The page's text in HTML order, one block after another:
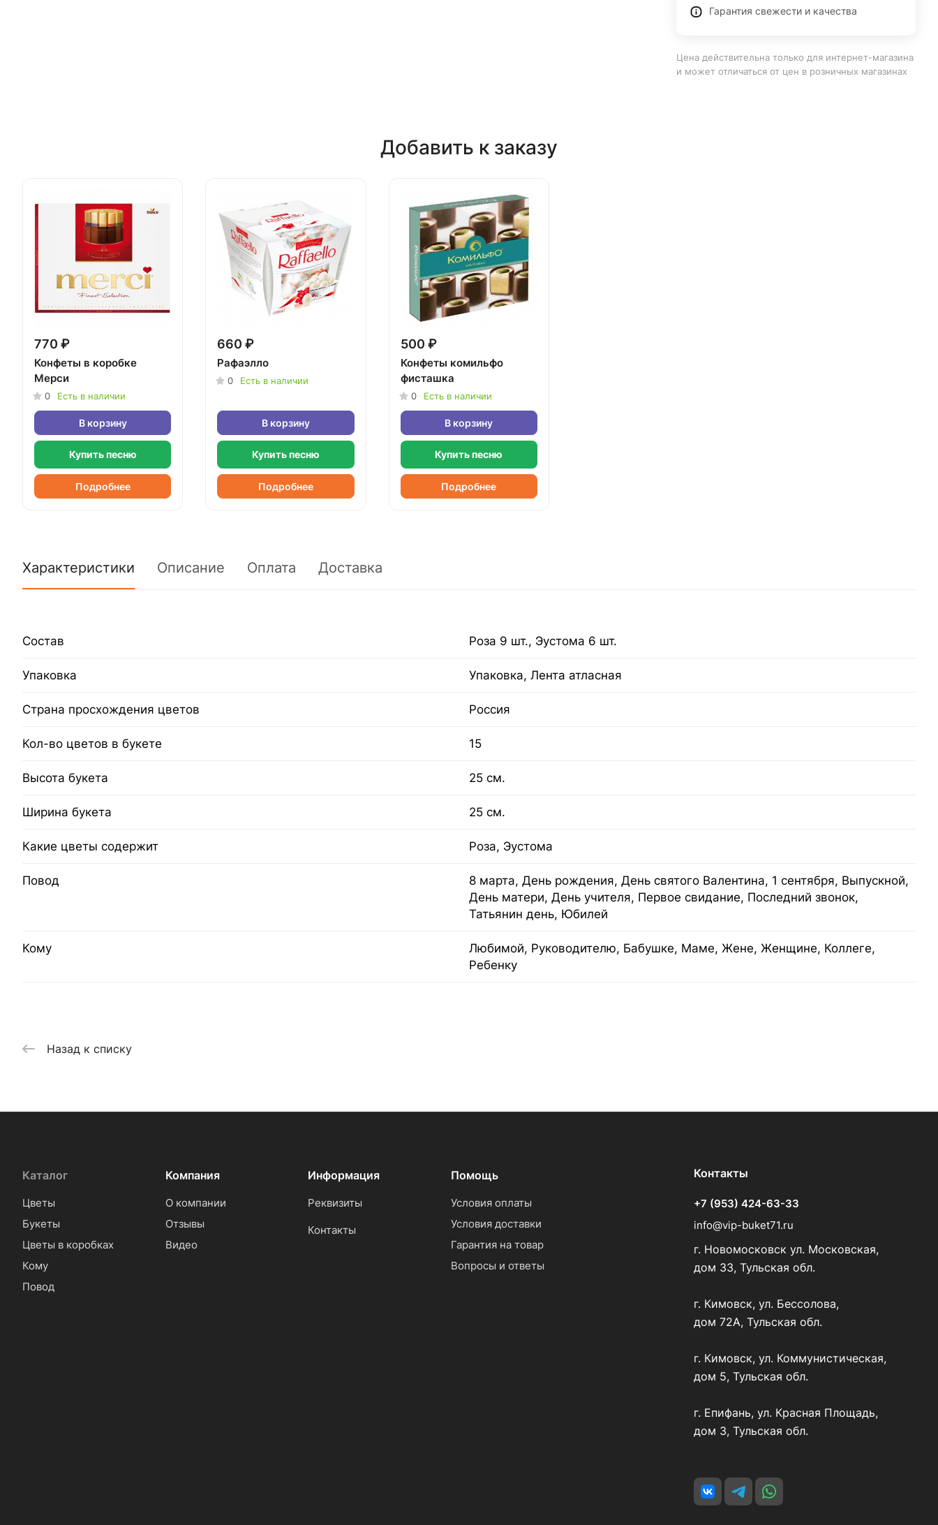
Гарантия свежести и качества
Цена действительна только для интернет-магазина
и может отличаться от цен в розничных магазинах
Добавить к заказу
770 ₽
Конфеты в коробке
Мерси
0 Есть в наличии
В корзину
Купить песню
Подробнее
660 ₽
Рафаэлло
0 Есть в наличии
В корзину
Купить песню
Подробнее
500 ₽
Конфеты комильфо
фисташка
0 Есть в наличии
В корзину
Купить песню
Подробнее
Характеристики Описание Оплата Доставка
Состав Роза 9 шт., Эустома 6 шт.
Упаковка Упаковка, Лента атласная
Страна просхождения цветов Россия
Кол-во цветов в букете 15
Высота букета 25 см.
Ширина букета 25 см.
Какие цветы содержит Роза, Эустома
Повод
8 марта, День рождения, День святого Валентина, 1 сентября, Выпускной,
День матери, День учителя, Первое свидание, Последний звонок,
Татьянин день, Юбилей
Кому
Любимой, Руководителю, Бабушке, Маме, Жене, Женщине, Коллеге,
Ребенку
Назад к списку
Каталог
Цветы
Букеты
Цветы в коробках
Кому
Повод
Компания
О компании
Отзывы
Видео
Информация
Реквизиты
Контакты
Помощь
Условия оплаты
Условия доставки
Гарантия на товар
Вопросы и ответы
Контакты
+7 (953) 424-63-33
info@vip-buket71.ru
г. Новомосковск ул. Московская,
дом 33, Тульская обл.
г. Кимовск, ул. Бессолова,
дом 72А, Тульская обл.
г. Кимовск, ул. Коммунистическая,
дом 5, Тульская обл.
г. Епифань, ул. Красная Площадь,
дом 3, Тульская обл.